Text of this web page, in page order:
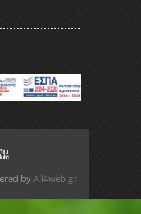
byAll4web.gr